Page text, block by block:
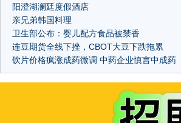
阳澄湖澜廷度假酒店
亲兄弟韩国料理
卫生部公布：婴儿配方食品被禁香
连豆期货全线下挫，CBOT大豆下跌拖累
饮片价格疯涨成药微调 中药企业慎言中成药
提价